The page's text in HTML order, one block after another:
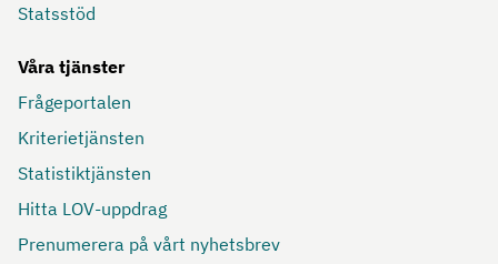
Statsstöd
Våra tjänster
Frågeportalen
Kriterietjänsten
Statistiktjänsten
Hitta LOV-uppdrag
Prenumerera på vårt nyhetsbrev